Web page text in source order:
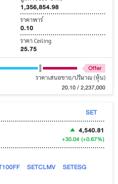
1,356,854.98
ราคาพาร์
0.10
ราคา Ceiling
25.75
Offer
ราคาเสนอขาย/ปริมาณ (หุ้น)
20.10 / 2,237,000
SET
4,540.81
+30.04 (+0.67%)
SETCLMV
SETESG